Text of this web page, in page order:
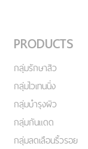
PRODUCTS
กลุ่มรักษาสิว
กลุ่มไวเทนนิ่ง
กลุ่มบำรุงผิว
กลุ่มกันแดด
กลุ่มลดเลือนริ้วรอย